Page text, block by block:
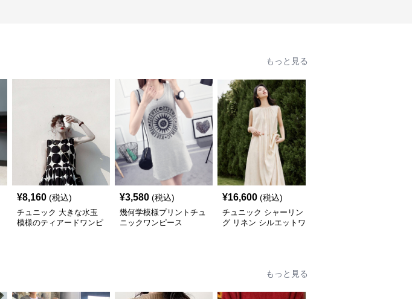
もっと見る
¥8,160 (税込)
チュニック 大きな水玉
模様のティアードワンピ
¥3,580 (税込)
幾何学模様プリントチュ
ニックワンピース
¥16,600 (税込)
チュニック シャーリン
グ リネン シルエットワ
もっと見る